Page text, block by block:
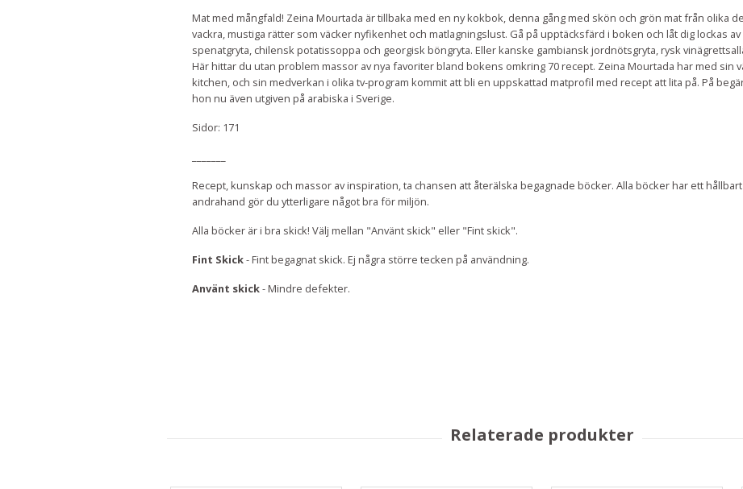
Mat med mångfald! Zeina Mourtada är tillbaka med en ny kokbok, denna gång med skön och grön mat från olika
vackra, mustiga rätter som väcker nyfikenhet och matlagningslust. Gå på upptäcksfärd i boken och låt dig lockas
spenatgryta, chilensk potatissoppa och georgisk böngryta. Eller kanske gambiansk jordnötsgryta, rysk
Här hittar du utan problem massor av nya favoriter bland bokens omkring 70 recept. Zeina Mourtada har med sin
kitchen, och sin medverkan i olika tv-program kommit att bli en uppskattad matprofil med recept att lita på. På
hon nu även utgiven på arabiska i Sverige.
Sidor: 171
Recept, kunskap och massor av inspiration, ta chansen att återälska begagnade böcker. Alla böcker har ett
andrahand gör du ytterligare något bra för miljön.
Alla böcker är i bra skick! Välj mellan "Använt skick" eller "Fint skick".
Fint Skick- Fint begagnat skick. Ej några större tecken på användning.
Använt skick- Mindre defekter.